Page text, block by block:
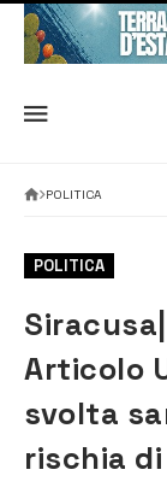
POLITICA
POLITICA
Articolo
svolta
rischia